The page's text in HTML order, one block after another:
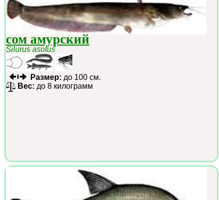
сом амурский
Silurus asotus
Размер: до 100 см.
Вес: до 8 килограмм